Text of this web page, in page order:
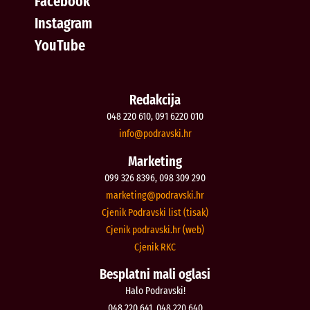
Instagram
YouTube
Redakcija
048 220 610, 091 6220 010
rh.iksvardop
@ofni
Marketing
099 326 8396, 098 309 290
rh.iksvardop
@gnitekram
Cjenik Podravski list (tisak)
Cjenik podravski.hr (web)
Cjenik RKC
Besplatni mali oglasi
Halo Podravski!